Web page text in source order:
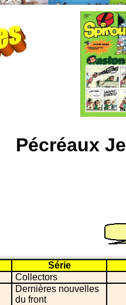
Pécréaux
Série
Collectors
Dernières nouvelles
du front